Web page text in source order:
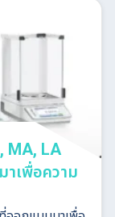
MA, LA
เพื่อความ